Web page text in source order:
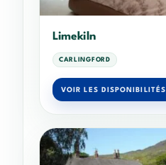
Limekiln
CARLINGFORD
VOIR LES DISPONIBILITÉS